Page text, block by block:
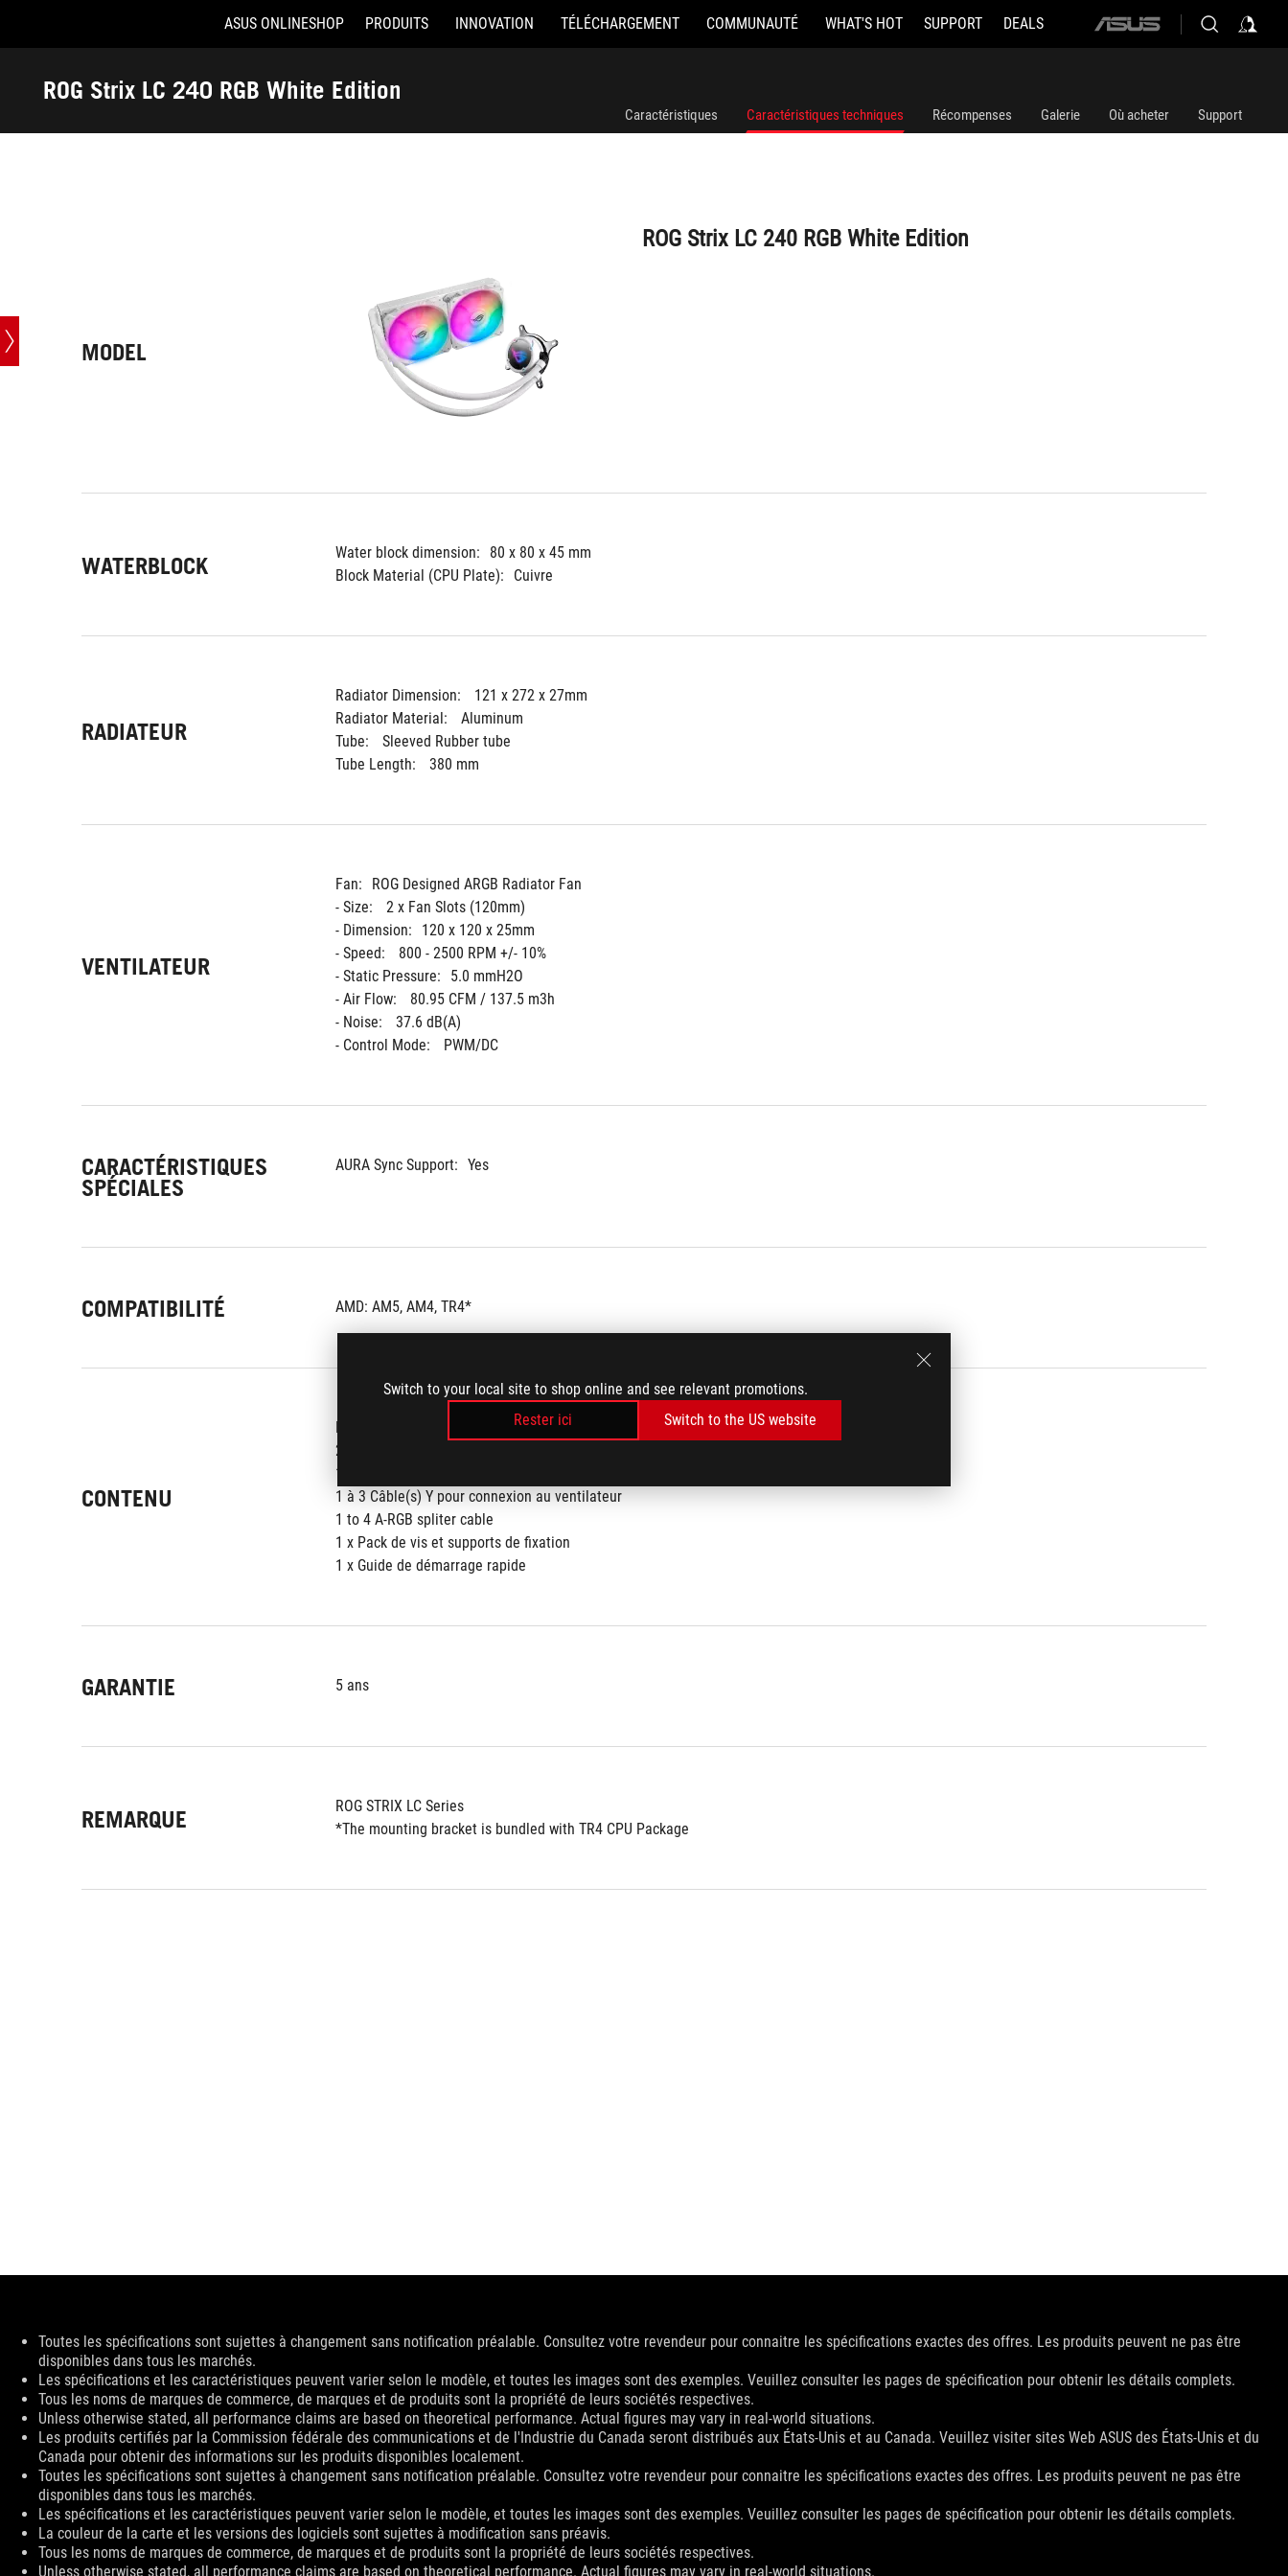
Switch to your local site to shop online and see relevant promotions.
Rester ici
Switch to the US website
Accessibility links
ASUS ONLINESHOP PRODUITS INNOVATION TÉLÉCHARGEMENT COMMUNAUTÉ WHAT'S HOT SUPPORT DEALS
ASUS
ROG Strix LC 240 RGB White Edition
Caractéristiques
Caractéristiques Caractéristiques techniques Récompenses Galerie Où acheter Support
MODEL
ROG Strix LC 240 RGB White Edition
WATERBLOCK Water block dimension:
80 x 80 x 45 mm
Block Material (CPU Plate):
Cuivre
RADIATEUR
Radiator Dimension:
121 x 272 x 27mm
Radiator Material:
Aluminum
Tube:
Sleeved Rubber tube
Tube Length:
380 mm
VENTILATEUR
Fan:
ROG Designed ARGB Radiator Fan
- Size:
2 x Fan Slots (120mm)
- Dimension:
120 x 120 x 25mm
- Speed:
800 - 2500 RPM +/- 10%
- Static Pressure:
5.0 mmH2O
- Air Flow:
80.95 CFM / 137.5 m3h
- Noise:
37.6 dB(A)
- Control Mode:
PWM/DC
CARACTÉRISTIQUES
SPÉCIALES
AURA Sync Support: Yes
COMPATIBILITÉ AMD: AM5, AM4, TR4*
CONTENU
ROG RYUJIN 240 Liquid Cooler
2 x 120 mm ARGB Radiator Fan
1 x Câble USB pour connexion aux logiciels
1 à 3 Câble(s) Y pour connexion au ventilateur
1 to 4 A-RGB spliter cable
1 x Pack de vis et supports de fixation
1 x Guide de démarrage rapide
GARANTIE 5 ans
REMARQUE
ROG STRIX LC Series
*The mounting bracket is bundled with TR4 CPU Package
ROG Strix LC 240 RGB White Edition
Disclaimer
Toutes les spécifications sont sujettes à changement sans notification préalable. Consultez votre revendeur pour connaitre les spécifications exactes des offres. Les produits peuvent ne pas être
disponibles dans tous les marchés.
Les spécifications et les caractéristiques peuvent varier selon le modèle, et toutes les images sont des exemples. Veuillez consulter les pages de spécification pour obtenir les détails complets.
Tous les noms de marques de commerce, de marques et de produits sont la propriété de leurs sociétés respectives.
Unless otherwise stated, all performance claims are based on theoretical performance. Actual figures may vary in real-world situations.
Les produits certifiés par la Commission fédérale des communications et de l'Industrie du Canada seront distribués aux États-Unis et au Canada. Veuillez visiter sites Web ASUS des États-Unis et du
Canada pour obtenir des informations sur les produits disponibles localement.
Toutes les spécifications sont sujettes à changement sans notification préalable. Consultez votre revendeur pour connaitre les spécifications exactes des offres. Les produits peuvent ne pas être
disponibles dans tous les marchés.
Les spécifications et les caractéristiques peuvent varier selon le modèle, et toutes les images sont des exemples. Veuillez consulter les pages de spécification pour obtenir les détails complets.
La couleur de la carte et les versions des logiciels sont sujettes à modification sans préavis.
Tous les noms de marques de commerce, de marques et de produits sont la propriété de leurs sociétés respectives.
Unless otherwise stated, all performance claims are based on theoretical performance. Actual figures may vary in real-world situations.